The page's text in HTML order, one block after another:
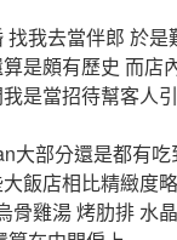
我去當伴郎 於
是頗有歷史 而店
是當招待幫客人
大部分還是都有吃
飯店相比精緻度
骨雞湯 烤肋排 水